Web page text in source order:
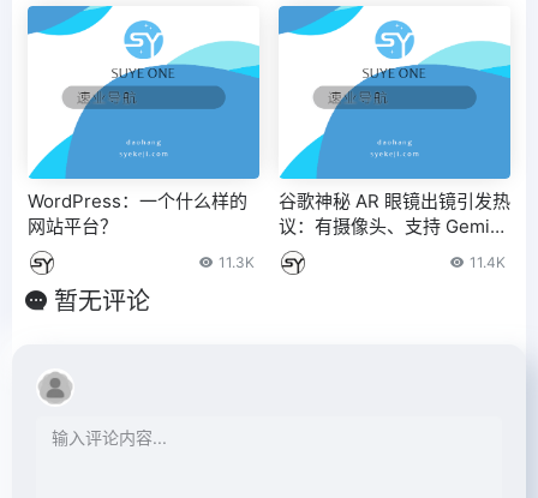
WordPress：一个什么样的
网站平台？
11.3K
谷歌神秘 AR 眼镜出镜引发热
议：有摄像头、支持 Gemini
AI
11.4K
暂无评论